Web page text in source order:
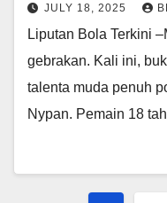
JULY 18, 2025
Liputan Bola Terkini
gebrakan. Kali ini,
talenta muda penuh
Nypan. Pemain 18